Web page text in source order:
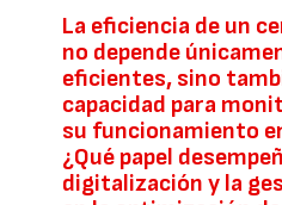
La eficiencia de un
no depende
eficientes, sino
capacidad para
su funcionamiento
¿Qué papel
digitalización y la